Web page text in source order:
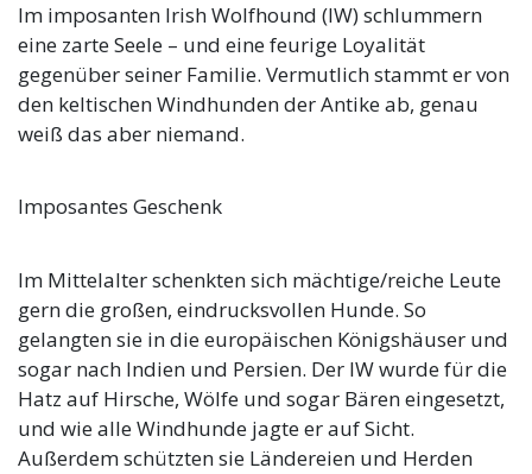
Im imposanten Irish Wolfhound (IW) schlummern
eine zarte Seele – und eine feurige Loyalität
gegenüber seiner Familie. Vermutlich stammt er von
den keltischen Windhunden der Antike ab, genau
weiß das aber niemand.
Imposantes Geschenk
Im Mittelalter schenkten sich mächtige/reiche Leute
gern die großen, eindrucksvollen Hunde. So
gelangten sie in die europäischen Königshäuser und
sogar nach Indien und Persien. Der IW wurde für die
Hatz auf Hirsche, Wölfe und sogar Bären eingesetzt,
und wie alle Windhunde jagte er auf Sicht.
Außerdem schützten sie Ländereien und Herden